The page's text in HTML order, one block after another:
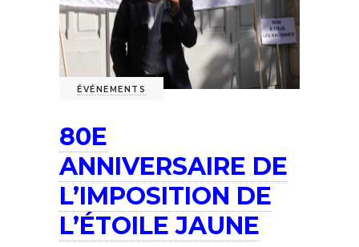
ÉVÉNEMENTS
80E
ANNIVERSAIRE DE
L’IMPOSITION DE
L’ÉTOILE JAUNE